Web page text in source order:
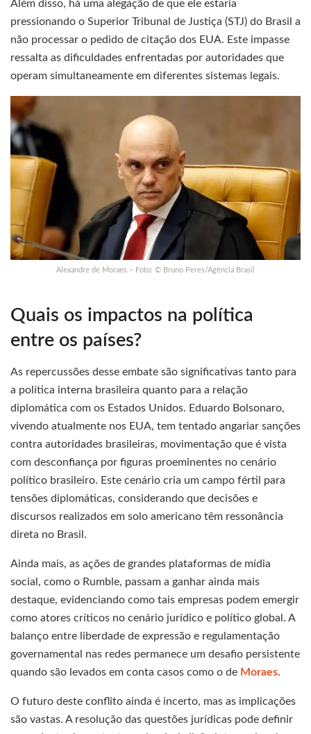
Além disso, há uma alegação de que ele estaria
pressionando o Superior Tribunal de Justiça (STJ) do Brasil a
não processar o pedido de citação dos EUA. Este impasse
ressalta as dificuldades enfrentadas por autoridades que
operam simultaneamente em diferentes sistemas legais.
Alexandre de Moraes – Foto: © Bruno Peres/Agência Brasil
Quais os impactos na política
entre os países?
As repercussões desse embate são significativas tanto para
a política interna brasileira quanto para a relação
diplomática com os Estados Unidos. Eduardo Bolsonaro,
vivendo atualmente nos EUA, tem tentado angariar sanções
contra autoridades brasileiras, movimentação que é vista
com desconfiança por figuras proeminentes no cenário
político brasileiro. Este cenário cria um campo fértil para
tensões diplomáticas, considerando que decisões e
discursos realizados em solo americano têm ressonância
direta no Brasil.
Ainda mais, as ações de grandes plataformas de mídia
social, como o Rumble, passam a ganhar ainda mais
destaque, evidenciando como tais empresas podem emergir
como atores críticos no cenário jurídico e político global. A
balanço entre liberdade de expressão e regulamentação
governamental nas redes permanece um desafio persistente
quando são levados em conta casos como o de Moraes.
O futuro deste conflito ainda é incerto, mas as implicações
são vastas. A resolução das questões jurídicas pode definir